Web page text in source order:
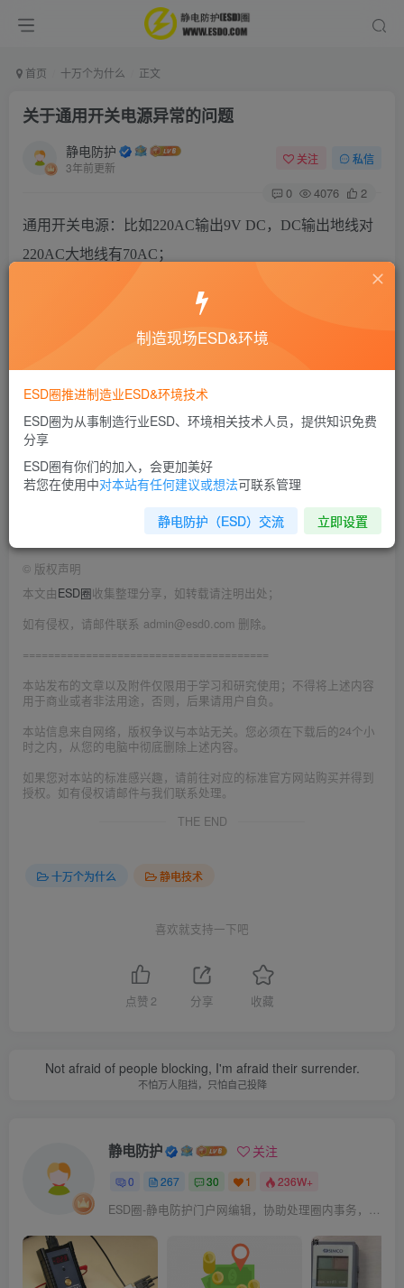
首页 十万个为什么 正文
关于通用开关电源异常的问题
静电防护
3年前更新
关注 私信
0 4076 2
通用开关电源：比如220AC输出9V DC，DC输出地线对
220AC大地线有70AC；
问题1、是否属于ESD电压问题？
问题2、怎样消除70AC。
是否可以把DC输出地线接入220AC大地端，在供电产品
过程中有什么风险？
如果开关电源不接地的话，就会测出来这个电压，因Y电
© 版权声明
本文由ESD圈收集整理分享，如转载请注明出处；
如有侵权，请邮件联系 admin@esd0.com 删除。
=======================================
本站发布的文章以及附件仅限用于学习和研究使用；不得将上述内容
用于商业或者非法用途，否则，后果请用户自负。
本站信息来自网络，版权争议与本站无关。您必须在下载后的24个小
时之内，从您的电脑中彻底删除上述内容。
如果您对本站的标准感兴趣，请前往对应的标准官方网站购买并得到
授权。如有侵权请邮件与我们联系处理。
THE END
十万个为什么 静电技术
喜欢就支持一下吧
点赞 2 分享 收藏
Not afraid of people blocking, I'm afraid their surrender.
不怕万人阻挡，只怕自己投降
静电防护 关注
0 267 30 1 236W+
ESD圈-静电防护门户网编辑，协助处理圈内事务，宗旨：收集整理免费分享，欢迎各位业界朋友对每篇文章进行点评，以便大家共同学习在线讨论！
制造现场ESD&环境
ESD圈推进制造业ESD&环境技术
ESD圈为从事制造行业ESD、环境相关技术人员，提供知识免费
分享
ESD圈有你们的加入，会更加美好
若您在使用中对本站有任何建议或想法可联系管理
静电防护（ESD）交流 立即设置